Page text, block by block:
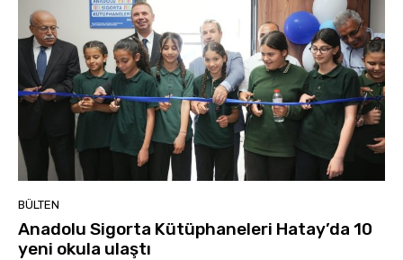
BÜLTEN
Anadolu Sigorta Kütüphaneleri Hatay’da 10
yeni okula ulaştı